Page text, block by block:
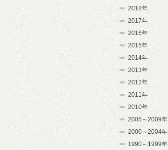
2018年
2017年
2016年
2015年
2014年
2013年
2012年
2011年
2010年
2005～2009年
2000～2004年
1990～1999年